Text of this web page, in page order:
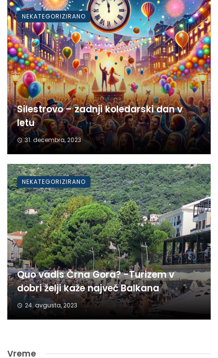
Silestrovo – zadnji koledarski dan v
letu
31. decembra, 2023
NEKATEGORIZIRANO
Quo vadis Črna Gora? -Turizem v
dobri želji kaže največ Balkana
24. avgusta, 2023
NEKATEGORIZIRANO
Vreme